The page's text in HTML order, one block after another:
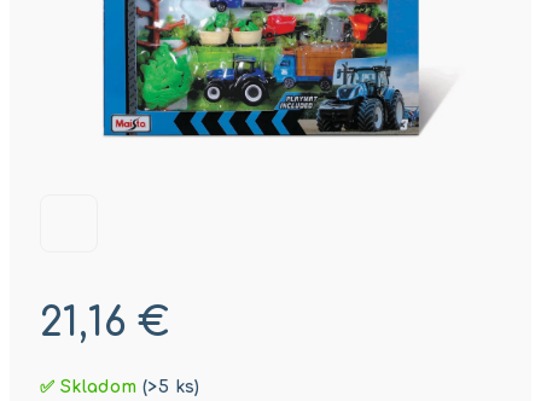
21,16 €
cena:
✅ Skladom(>5 ks)